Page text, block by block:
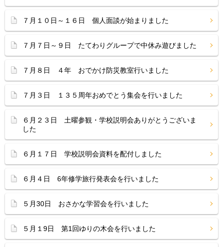
７月１０日～１６日 個人面談が始まりました
７月７日～９日 たてわりグループで中休み遊びました
７月８日 ４年 おでかけ防災教室行いました
７月３日 １３５周年おめでとう集会を行いました
６月２３日 土曜参観・学校説明会ありがとうございま
した
６月１７日 学校説明会資料を配付しました
６月４日 6年修学旅行発表会を行いました
５月30日 おさかな学習会を行いました
５月１9日 第1回ゆりの木会を行いました